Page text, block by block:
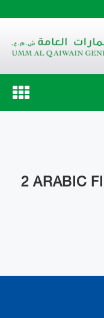
Toggle
navigation
2 ARABIC